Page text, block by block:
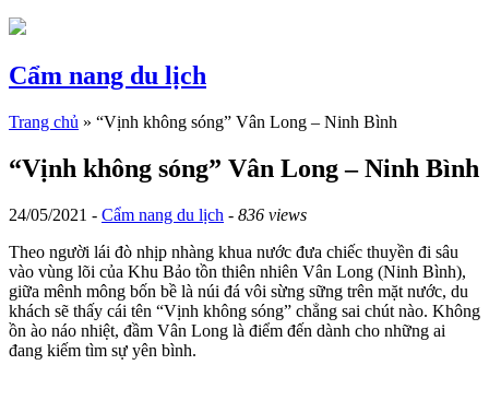
Cẩm nang du lịch
Trang chủ » “Vịnh không sóng” Vân Long – Ninh Bình
“Vịnh không sóng” Vân Long – Ninh Bình
24/05/2021 - Cẩm nang du lịch - 836 views
Theo người lái đò nhịp nhàng khua nước đưa chiếc thuyền đi sâu
vào vùng lõi của Khu Bảo tồn thiên nhiên Vân Long (Ninh Bình),
giữa mênh mông bốn bề là núi đá vôi sừng sững trên mặt nước, du
khách sẽ thấy cái tên “Vịnh không sóng” chẳng sai chút nào. Không
ồn ào náo nhiệt, đầm Vân Long là điểm đến dành cho những ai
đang kiếm tìm sự yên bình.